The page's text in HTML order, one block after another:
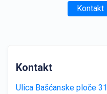
Kontakt
Kontakt
Ulica Bašćanske ploče 31